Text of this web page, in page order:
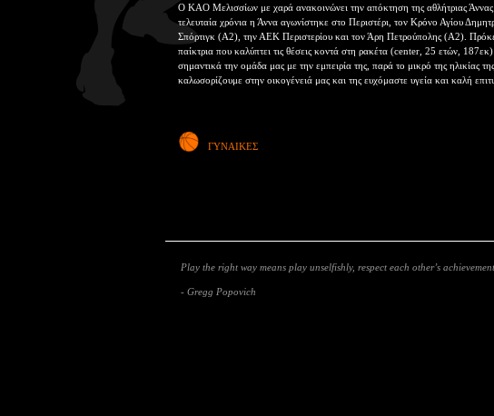
Ο ΚΑΟ Μελισσίων με χαρά ανακοινώνει την απόκτηση της αθλήτριας
τελευταία χρόνια η Άννα αγωνίστηκε στο Περιστέρι, τον Κρόνο Αγίου
Σπόρτιγκ (Α2), την ΑΕΚ Περιστερίου και τον Άρη Πετρούπολης (Α2).
παίκτρια που καλύπτει τις θέσεις κοντά στη ρακέτα (center, 25 ετών, 187εκ)
σημαντικά την ομάδα μας με την εμπειρία της, παρά το μικρό της ηλικίας
καλωσορίζουμε στην οικογένειά μας και της ευχόμαστε υγεία και καλή
ΓΥΝΑΙΚΕΣ
Play the right way means play unselfishly, respect each other’s
- Gregg Popovich